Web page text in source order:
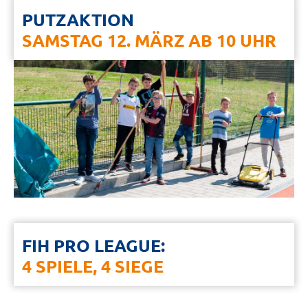
PUTZAKTION
SAMSTAG 12. MÄRZ AB 10 UHR
FIH PRO LEAGUE:
4 SPIELE, 4 SIEGE